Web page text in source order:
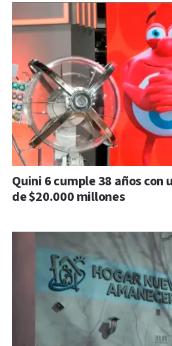
Quini 6 cumple 38 años con
de $20.000 millones